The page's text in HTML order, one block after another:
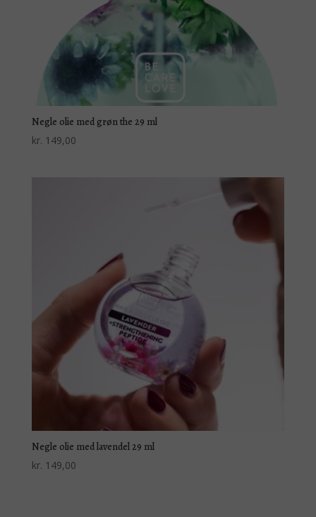
Negle olie med grøn the 29 ml
kr. 149,00
Negle olie med lavendel 29 ml
kr. 149,00